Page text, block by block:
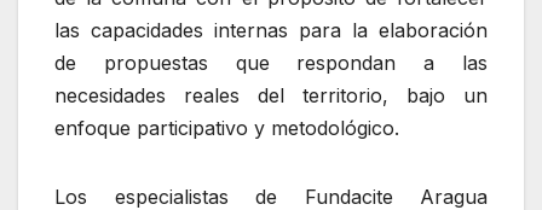
las capacidades internas para la elaboración
de propuestas que respondan a las
necesidades reales del territorio, bajo un
enfoque participativo y metodológico.
Los especialistas de Fundacite Aragua